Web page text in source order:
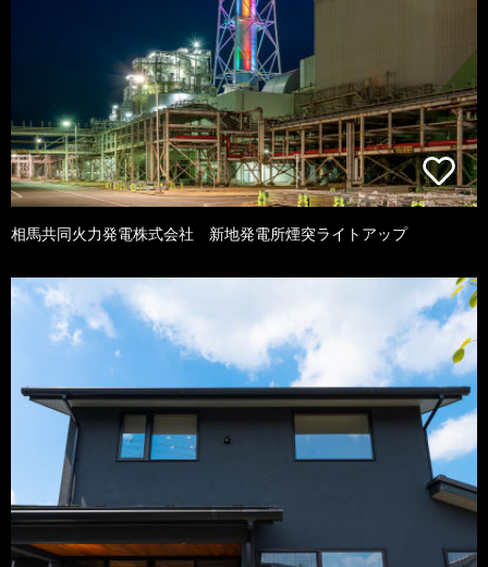
相馬共同火力発電株式会社 新地発電所煙突ライトアップ